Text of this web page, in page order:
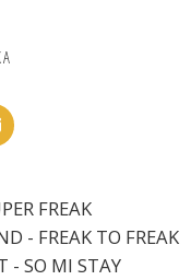
FREAK
- FREAK TO FREAK
- SO MI STAY